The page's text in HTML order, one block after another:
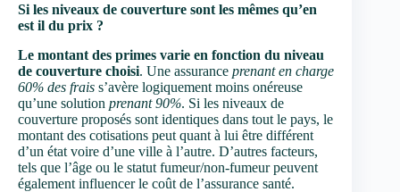
Si les niveaux de couverture sont les mêmes qu’en
est il du prix ?
Le montant des primes varie en fonction du niveau
de couverture choisi. Une assurance prenant en charge
60% des frais s’avère logiquement moins onéreuse
qu’une solution prenant 90%. Si les niveaux de
couverture proposés sont identiques dans tout le pays, le
montant des cotisations peut quant à lui être différent
d’un état voire d’une ville à l’autre. D’autres facteurs,
tels que l’âge ou le statut fumeur/non-fumeur peuvent
également influencer le coût de l’assurance santé.